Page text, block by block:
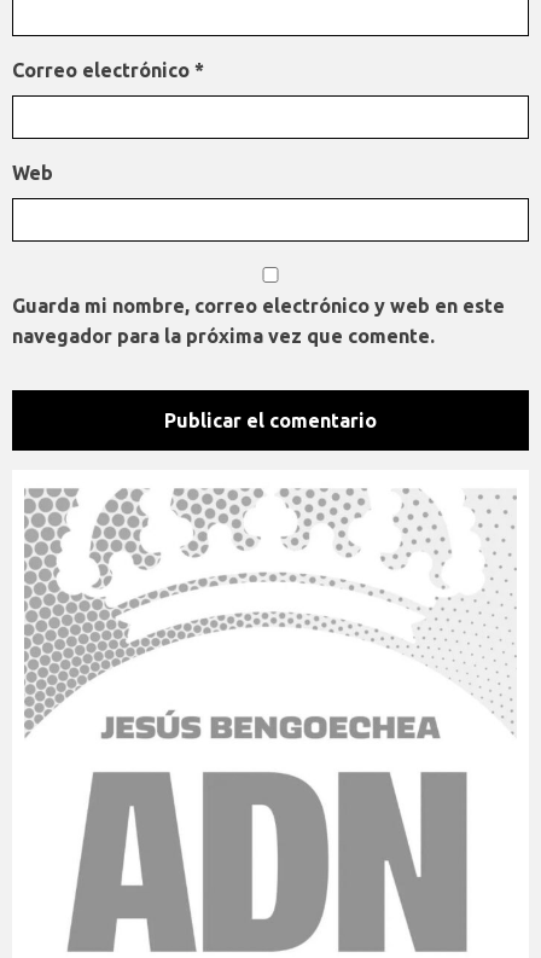
Correo electrónico *
Web
Guarda mi nombre, correo electrónico y web en este
navegador para la próxima vez que comente.